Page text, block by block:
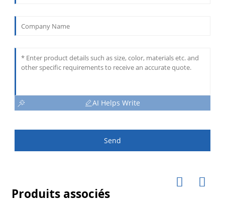
AI Helps Write
Send
Produits associés